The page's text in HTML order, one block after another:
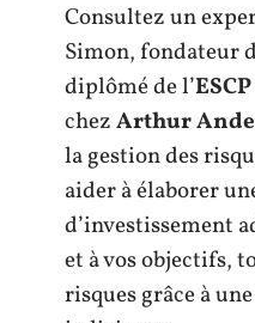
Consultez un
Simon, fondateur
diplômé de l’ESCP
chezArthur
la gestion des
aider à élaborer
d’investissement
et à vos objectifs,
risques grâce à